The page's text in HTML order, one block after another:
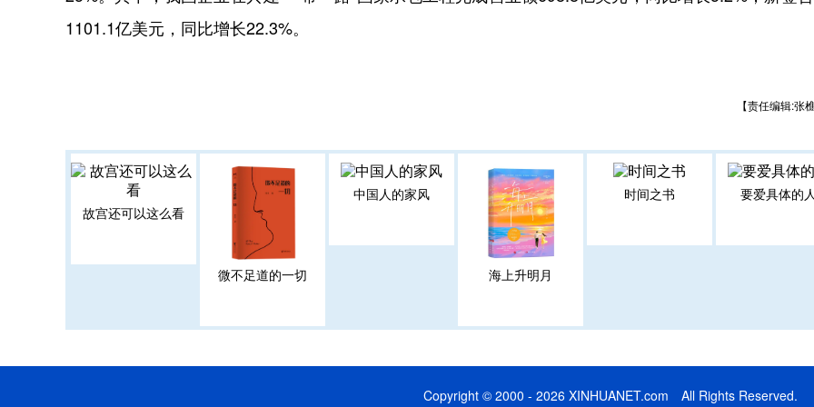
1101.1亿美元，同比增长22.3%。
【责任编辑:张
故宫还可以这么看
微不足道的一切
中国人的家风
海上升明月
时间之书 要爱具体的人
Copyright © 2000 - 2026 XINHUANET.com All Rights Reserved.